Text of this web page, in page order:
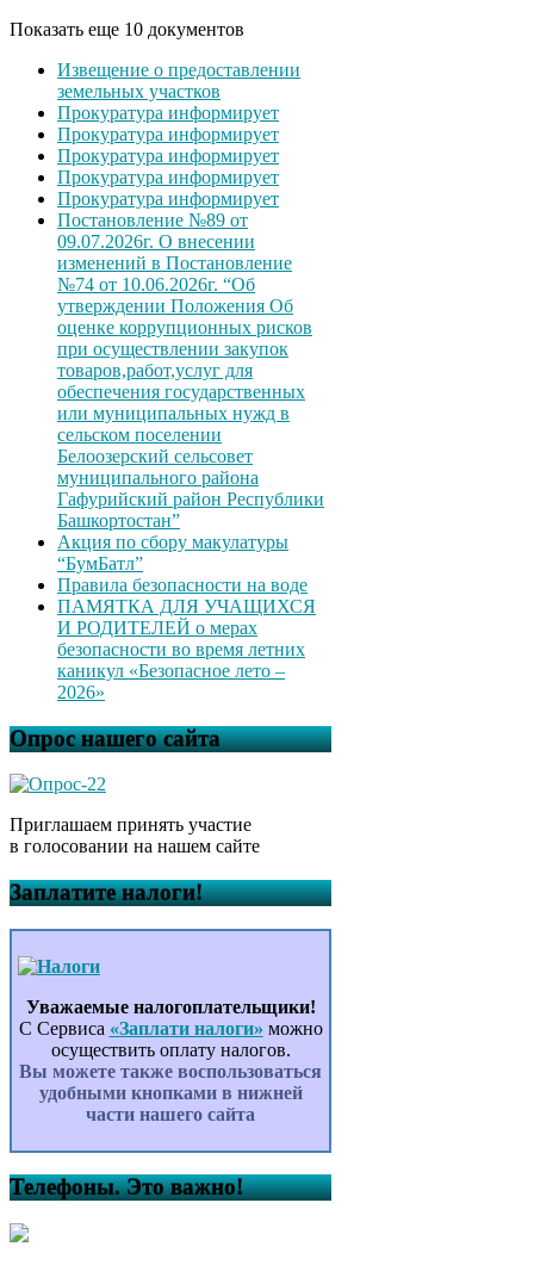
Показать еще 10 документов
Извещение о предоставлении
земельных участков
Прокуратура информирует
Прокуратура информирует
Прокуратура информирует
Прокуратура информирует
Прокуратура информирует
Постановление №89 от
09.07.2026г. О внесении
изменений в Постановление
№74 от 10.06.2026г. “Об
утверждении Положения Об
оценке коррупционных рисков
при осуществлении закупок
товаров,работ,услуг для
обеспечения государственных
или муниципальных нужд в
сельском поселении
Белоозерский сельсовет
муниципального района
Гафурийский район Республики
Башкортостан”
Акция по сбору макулатуры
“БумБатл”
Правила безопасности на воде
ПАМЯТКА ДЛЯ УЧАЩИХСЯ
И РОДИТЕЛЕЙ о мерах
безопасности во время летних
каникул «Безопасное лето –
2026»
Опрос нашего сайта
Приглашаем принять участие
в голосовании на нашем сайте
Заплатите налоги!
Уважаемые налогоплательщики!
С Сервиса «Заплати налоги» можно
осуществить оплату налогов.
Вы можете также воспользоваться
удобными кнопками в нижней
части нашего сайта
Телефоны. Это важно!